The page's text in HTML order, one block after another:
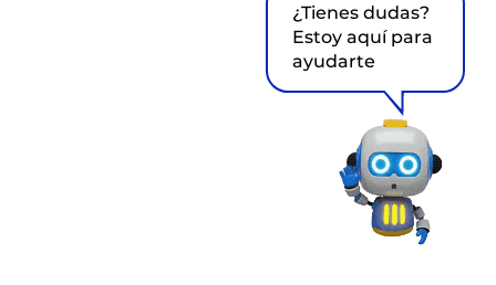
¿Tienes dudas?
Estoy aquí para
ayudarte